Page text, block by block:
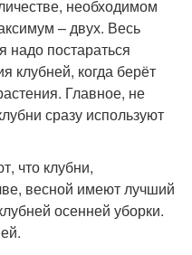
необходимом
– двух. Весь
надо постараться
клубней, когда берёт
Главное, не
сразу используют
что клубни,
весной имеют лучший
осенней уборки.